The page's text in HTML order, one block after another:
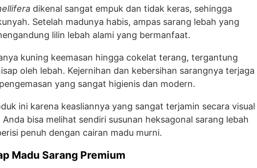
dikenal sangat empuk dan tidak keras, sehingga
Setelah madunya habis, ampas sarang lebah yang
lilin lebah alami yang bermanfaat.
kuning keemasan hingga cokelat terang, tergantung
oleh lebah. Kejernihan dan kebersihan sarangnya terjaga
yang sangat higienis dan modern.
ini karena keasliannya yang sangat terjamin secara visual
bisa melihat sendiri susunan heksagonal sarang lebah
penuh dengan cairan madu murni.
Madu Sarang Premium